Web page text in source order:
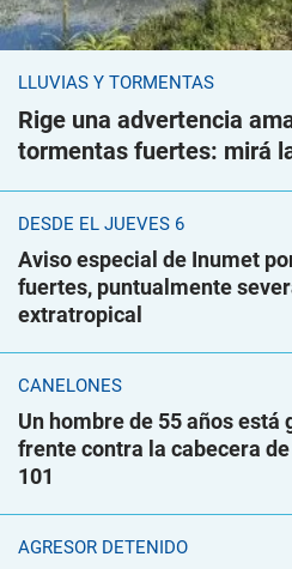
LLUVIAS Y TORMENTAS
Rige una advertencia
tormentas fuertes: mirá
DESDE EL JUEVES 6
Aviso especial de Inumet
fuertes, puntualmente
extratropical
CANELONES
Un hombre de 55 años está
frente contra la cabecera
101
AGRESOR DETENIDO